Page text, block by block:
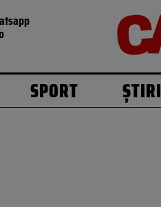
SPORT ȘTIRI